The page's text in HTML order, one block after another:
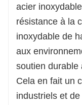
acier
résistance à la
inoxydable de
aux
soutien durable
Cela en fait un
industriels et